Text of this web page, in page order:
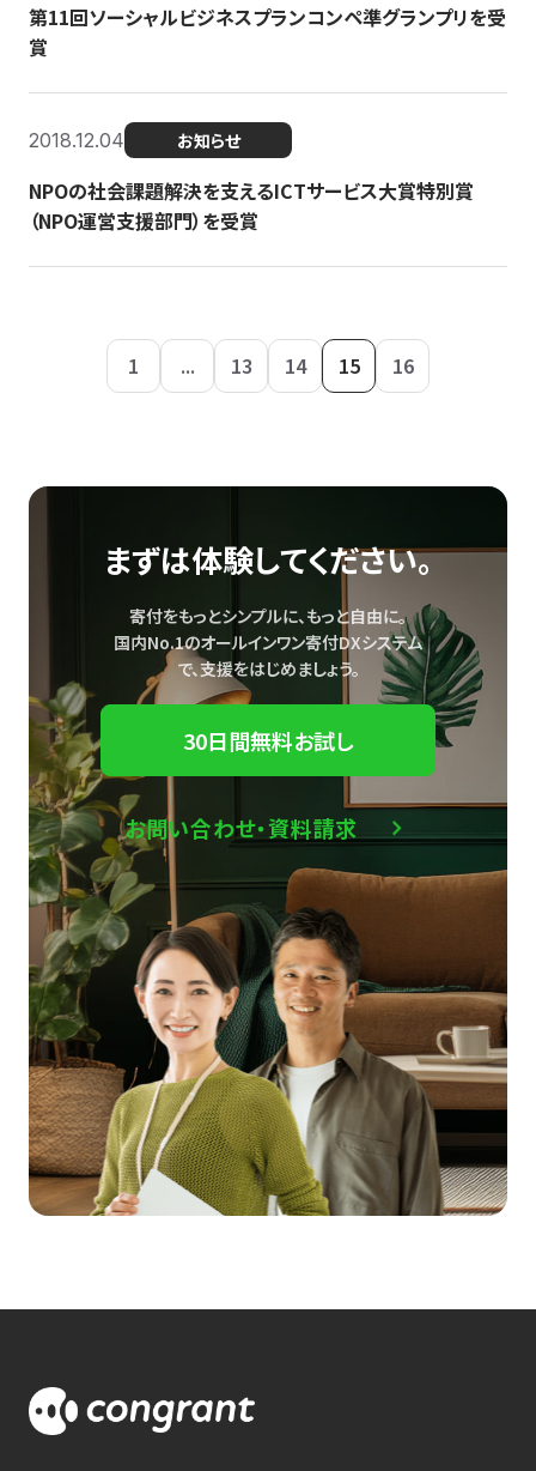
第11回ソーシャルビジネスプランコンペ準グランプリを受
賞
2018.12.04 お知らせ
NPOの社会課題解決を支えるICTサービス大賞特別賞
（NPO運営支援部門）を受賞
1 ... 13 14 15 16
まずは体験してください。
寄付をもっとシンプルに、もっと自由に。
国内No.1のオールインワン寄付DXシステム
で、支援をはじめましょう。
30日間無料お試し
お問い合わせ・資料請求